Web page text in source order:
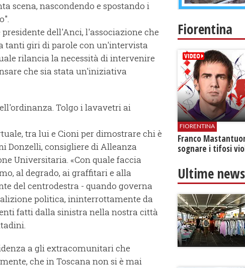
scena, nascondendo e spostando i
dell'Anci, l'associazione che
tanti giri di parole con un'intervista
rilancia la necessità di intervenire
che sia stata un'iniziativa
Tolgo i lavavetri ai
tra lui e Cioni per dimostrare chi è
Donzelli, consigliere di Alleanza
Universitaria. «Con quale faccia
al degrado, ai graffitari e alla
del centrodestra - quando governa
politica, ininterrottamente da
fatti dalla sinistra nella nostra città
a gli extracomunitari che
che in Toscana non si è mai
Fiorentina
FIORENTINA
Franco
sognare i tifosi
Ultime news